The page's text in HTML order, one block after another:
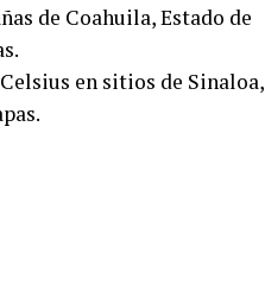
de Coahuila, Estado de
en sitios de Sinaloa,